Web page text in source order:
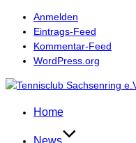
Anmelden
Eintrags-Feed
Kommentar-Feed
WordPress.org
Zum
springenHome